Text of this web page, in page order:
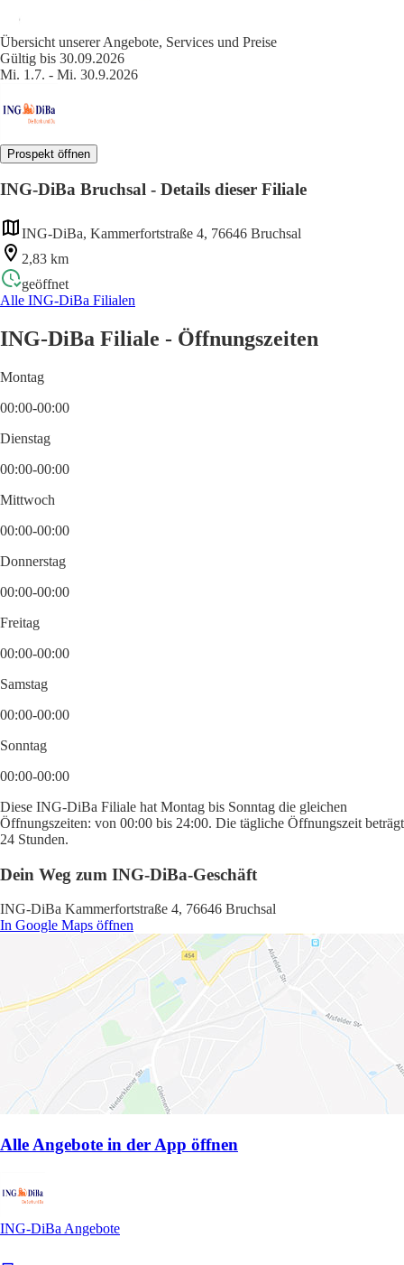
Übersicht unserer Angebote, Services und Preise
Gültig bis 30.09.2026
Mi. 1.7. - Mi. 30.9.2026
Prospekt öffnen
ING-DiBa Bruchsal - Details dieser Filiale
ING-DiBa, Kammerfortstraße 4, 76646 Bruchsal
2,83 km
geöffnet
Alle ING-DiBa Filialen
ING-DiBa Filiale - Öffnungszeiten
Montag
00:00-00:00
Dienstag
00:00-00:00
Mittwoch
00:00-00:00
Donnerstag
00:00-00:00
Freitag
00:00-00:00
Samstag
00:00-00:00
Sonntag
00:00-00:00
Diese ING-DiBa Filiale hat Montag bis Sonntag die gleichen
Öffnungszeiten: von 00:00 bis 24:00. Die tägliche Öffnungszeit beträgt
24 Stunden.
Dein Weg zum ING-DiBa-Geschäft
ING-DiBa Kammerfortstraße 4, 76646 Bruchsal
In Google Maps öffnen
Alle Angebote in der App öffnen
ING-DiBa Angebote